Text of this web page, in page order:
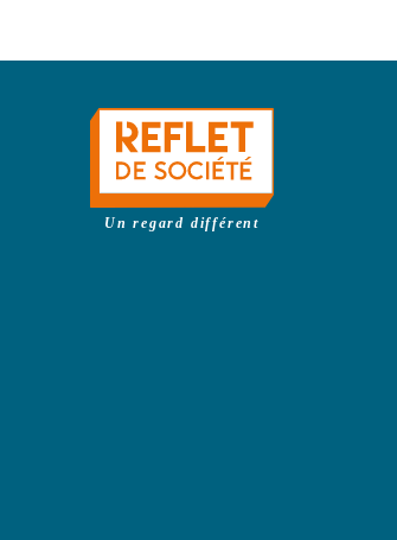
Un regard différent